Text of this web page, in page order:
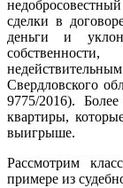
сделки в
деньги и
Свердловского
9775/2016).
квартиры,
выигрыше.
Рассмотрим
примере из